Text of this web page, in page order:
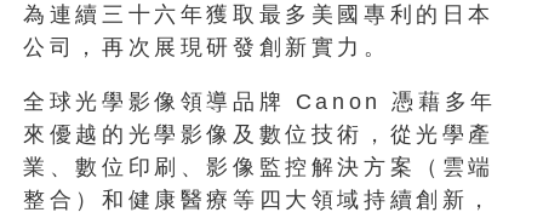
為連續三十六年獲取最多美國專利的日本
公司，再次展現研發創新實力。
全球光學影像領導品牌 Canon 憑藉多年
來優越的光學影像及數位技術，從光學產
業、數位印刷、影像監控解決方案（雲端
整合）和健康醫療等四大領域持續創新，